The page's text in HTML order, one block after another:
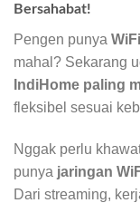
Bersahabat!
Pengen punya
mahal? Sekarang
IndiHome paling
fleksibel sesuai
Nggak perlu
punya jaringan
Dari streaming,